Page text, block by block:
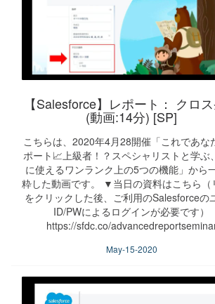
【Salesforce】レポート： クロ
(動画:14分) [SP]
こちらは、2020年4月28開催「これであな
ポート📈上級者！？スペシャリストと学ぶ
に使えるワンランク上の5つの機能」から
粋した動画です。 ▼当日の資料はこちら（
をクリックした後、ご利用のSalesforceの
ID/PWによるログインが必要です）
https://sfdc.co/
May-15-2020